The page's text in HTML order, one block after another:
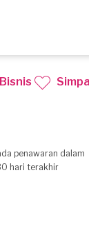
penawaran dalam
hari terakhir